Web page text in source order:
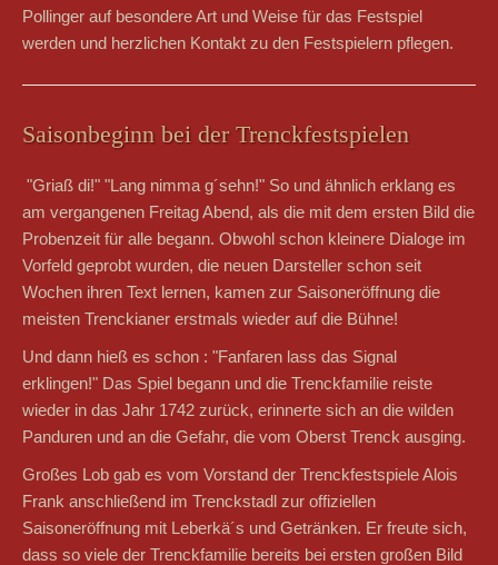
Pollinger auf besondere Art und Weise für das Festspiel
werden und herzlichen Kontakt zu den Festspielern pflegen.
Saisonbeginn bei der Trenckfestspielen
"Griaß di!" "Lang nimma g´sehn!" So und ähnlich erklang es
am vergangenen Freitag Abend, als die mit dem ersten Bild die
Probenzeit für alle begann. Obwohl schon kleinere Dialoge im
Vorfeld geprobt wurden, die neuen Darsteller schon seit
Wochen ihren Text lernen, kamen zur Saisoneröffnung die
meisten Trenckianer erstmals wieder auf die Bühne!
Und dann hieß es schon : "Fanfaren lass das Signal
erklingen!" Das Spiel begann und die Trenckfamilie reiste
wieder in das Jahr 1742 zurück, erinnerte sich an die wilden
Panduren und an die Gefahr, die vom Oberst Trenck ausging.
Großes Lob gab es vom Vorstand der Trenckfestspiele Alois
Frank anschließend im Trenckstadl zur offiziellen
Saisoneröffnung mit Leberkä´s und Getränken. Er freute sich,
dass so viele der Trenckfamilie bereits bei ersten großen Bild